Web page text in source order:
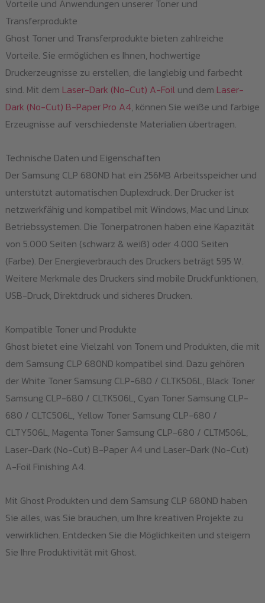
Vorteile und Anwendungen unserer Toner und
Transferprodukte
Ghost Toner und Transferprodukte bieten zahlreiche
Vorteile. Sie ermöglichen es Ihnen, hochwertige
Druckerzeugnisse zu erstellen, die langlebig und farbecht
sind. Mit dem Laser-Dark (No-Cut) A-Foilund dem Laser-
Dark (No-Cut) B-Paper Pro A4, können Sie weiße und farbige
Erzeugnisse auf verschiedenste Materialien übertragen.
Technische Daten und Eigenschaften
Der Samsung CLP 680ND hat ein 256MB Arbeitsspeicher und
unterstützt automatischen Duplexdruck. Der Drucker ist
netzwerkfähig und kompatibel mit Windows, Mac und Linux
Betriebssystemen. Die Tonerpatronen haben eine Kapazität
von 5.000 Seiten (schwarz & weiß) oder 4.000 Seiten
(Farbe). Der Energieverbrauch des Druckers beträgt 595 W.
Weitere Merkmale des Druckers sind mobile Druckfunktionen,
USB-Druck, Direktdruck und sicheres Drucken.
Kompatible Toner und Produkte
Ghost bietet eine Vielzahl von Tonern und Produkten, die mit
dem Samsung CLP 680ND kompatibel sind. Dazu gehören
der White Toner Samsung CLP-680 / CLTK506L, Black Toner
Samsung CLP-680 / CLTK506L, Cyan Toner Samsung CLP-
680 / CLTC506L, Yellow Toner Samsung CLP-680 /
CLTY506L, Magenta Toner Samsung CLP-680 / CLTM506L,
Laser-Dark (No-Cut) B-Paper A4 und Laser-Dark (No-Cut)
A-Foil Finishing A4.
Mit Ghost Produkten und dem Samsung CLP 680ND haben
Sie alles, was Sie brauchen, um Ihre kreativen Projekte zu
verwirklichen. Entdecken Sie die Möglichkeiten und steigern
Sie Ihre Produktivität mit Ghost.